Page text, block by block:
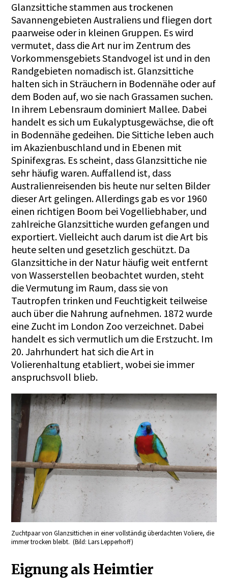
Glanzsittiche stammen aus trockenen
Savannengebieten Australiens und fliegen dort
paarweise oder in kleinen Gruppen. Es wird
vermutet, dass die Art nur im Zentrum des
Vorkommensgebiets Standvogel ist und in den
Randgebieten nomadisch ist. Glanzsittiche
halten sich in Sträuchern in Bodennähe oder auf
dem Boden auf, wo sie nach Grassamen suchen.
In ihrem Lebensraum dominiert Mallee. Dabei
handelt es sich um Eukalyptusgewächse, die oft
in Bodennähe gedeihen. Die Sittiche leben auch
im Akazienbuschland und in Ebenen mit
Spinifexgras. Es scheint, dass Glanzsittiche nie
sehr häufig waren. Auffallend ist, dass
Australienreisenden bis heute nur selten Bilder
dieser Art gelingen. Allerdings gab es vor 1960
einen richtigen Boom bei Vogelliebhaber, und
zahlreiche Glanzsittiche wurden gefangen und
exportiert. Vielleicht auch darum ist die Art bis
heute selten und gesetzlich geschützt. Da
Glanzsittiche in der Natur häufig weit entfernt
von Wasserstellen beobachtet wurden, steht
die Vermutung im Raum, dass sie von
Tautropfen trinken und Feuchtigkeit teilweise
auch über die Nahrung aufnehmen. 1872 wurde
eine Zucht im London Zoo verzeichnet. Dabei
handelt es sich vermutlich um die Erstzucht. Im
20. Jahrhundert hat sich die Art in
Volierenhaltung etabliert, wobei sie immer
anspruchsvoll blieb.
Zuchtpaar von Glanzsittichen in einer vollständig überdachten Voliere, die
immer trocken bleibt. (Bild: Lars Lepperhoff)
Eignung als Heimtier